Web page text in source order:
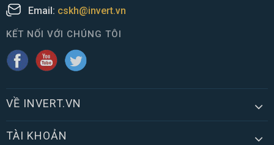
Email: cskh@invert.vn
KẾT NỐI VỚI CHÚNG TÔI
VỀ INVERT.VN
TÀI KHOẢN